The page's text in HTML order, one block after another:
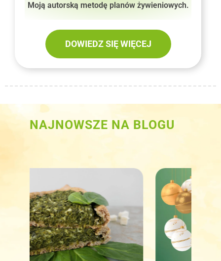
Moją autorską metodę planów żywieniowych.
DOWIEDZ SIĘ WIĘCEJ
NAJNOWSZE NA BLOGU